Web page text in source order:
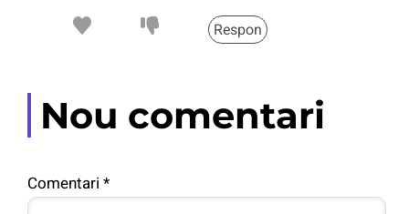
Respon
Nou comentari
Comentari *